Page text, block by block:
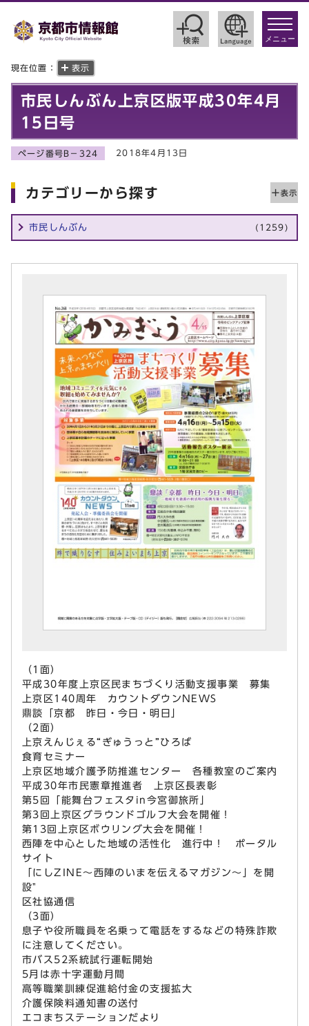
toggle
メニュー
現在位置： 表示
市民しんぶん上京区版平成30年4月
15日号
ページ番号B－324 2018年4月13日
カテゴリーから探す
市民しんぶん (1259)
（1面）
平成30年度上京区民まちづくり活動支援事業 募集
上京区140周年 カウントダウンNEWS
鼎談「京都 昨日・今日・明日」
（2面）
上京えんじぇる“ぎゅうっと”ひろば
食育セミナー
上京区地域介護予防推進センター 各種教室のご案内
平成30年市民憲章推進者 上京区長表彰
第5回「能舞台フェスタin今宮御旅所」
第3回上京区グラウンドゴルフ大会を開催！
第13回上京区ボウリング大会を開催！
西陣を中心とした地域の活性化 進行中！ ポータル
サイト
「にしZINE～西陣のいまを伝えるマガジン～」を開
設"
区社協通信
（3面）
息子や役所職員を名乗って電話をするなどの特殊詐欺
に注意してください。
市バス52系統試行運転開始
5月は赤十字運動月間
高等職業訓練促進給付金の支援拡大
介護保険料通知書の送付
エコまちステーションだより